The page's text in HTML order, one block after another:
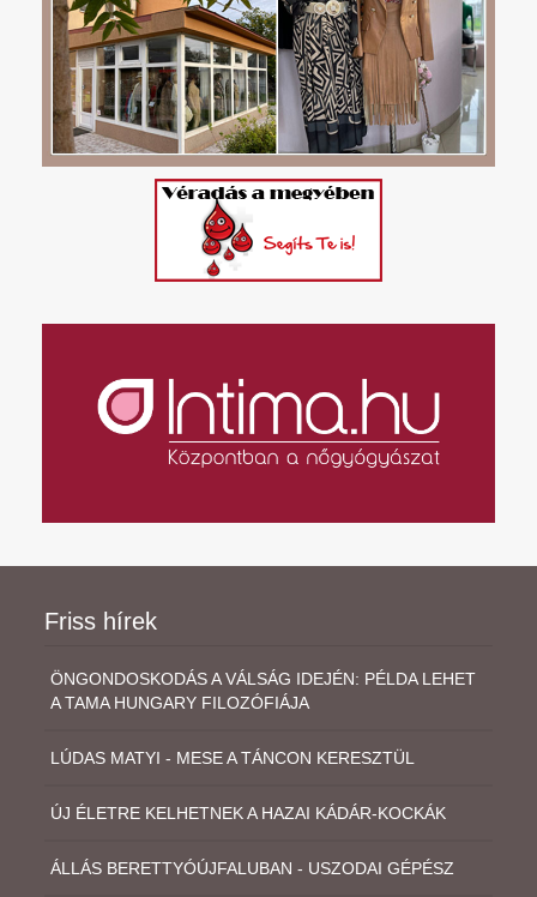
Friss hírek
ÖNGONDOSKODÁS A VÁLSÁG IDEJÉN: PÉLDA LEHET
A TAMA HUNGARY FILOZÓFIÁJA
LÚDAS MATYI - MESE A TÁNCON KERESZTÜL
ÚJ ÉLETRE KELHETNEK A HAZAI KÁDÁR-KOCKÁK
ÁLLÁS BERETTYÓÚJFALUBAN - USZODAI GÉPÉSZ